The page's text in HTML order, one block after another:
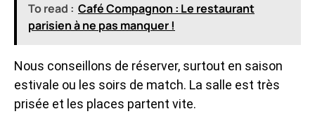
To read : Café Compagnon : Le restaurant
parisien à ne pas manquer !
Nous conseillons de réserver, surtout en saison
estivale ou les soirs de match. La salle est très
prisée et les places partent vite.